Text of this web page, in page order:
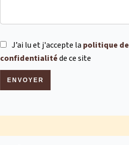
J’ai lu et j'accepte lapolitique de
confidentialitéde ce site
ENVOYER